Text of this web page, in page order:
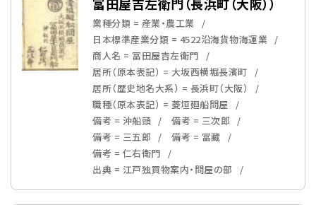
業種分類 = 産業・農工業
日本標準産業分類 = 4522沿海貨物海運業
商人名 = 冨田屋吉左衛門
居所（原本表記） = 大坂西横堀長濱町
居所（歴史地名大系） = 長浜町（大阪）
職種（原本表記） = 菱垣廻船問屋
備考 = 沖船頭
備考 = 三次郎
備考 = 三五郎
備考 = 冨藏
備考 = 仁右衛門
出典 = 江戸独買物案内・問屋の部